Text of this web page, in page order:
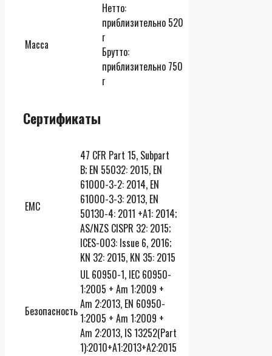
Масса
Нетто:
приблизительно 520
г
Брутто:
приблизительно 750
г
Сертификаты
EMC
47 CFR Part 15, Subpart
B; EN 55032: 2015, EN
61000-3-2: 2014, EN
61000-3-3: 2013, EN
50130-4: 2011 +A1: 2014;
AS/NZS CISPR 32: 2015;
ICES-003: Issue 6, 2016;
KN 32: 2015, KN 35: 2015
Безопасность
UL 60950-1, IEC 60950-
1:2005 + Am 1:2009 +
Am 2:2013, EN 60950-
1:2005 + Am 1:2009 +
Am 2:2013, IS 13252(Part
1):2010+A1:2013+A2:2015